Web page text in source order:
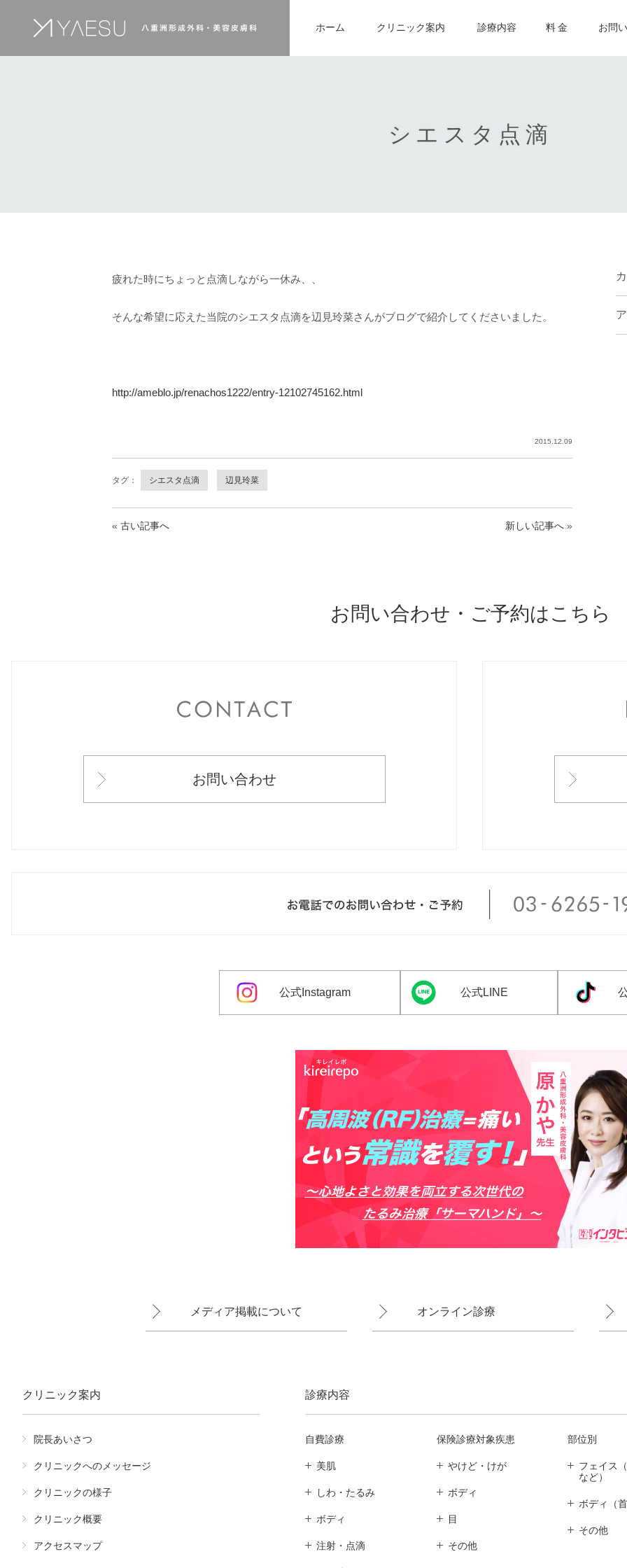
ホーム クリニック案内 診療内容 料 金 お問
シエスタ点滴
疲れた時にちょっと点滴しながら一休み、、
そんな希望に応えた当院のシエスタ点滴を辺見玲菜さんがブログで紹介してくださいました。
http://ameblo.jp/renachos1222/entry-12102745162.html
2015.12.09
タグ： シエスタ点滴 辺見玲菜
« 古い記事へ 新しい記事へ »
お問い合わせ・ご予約はこちら
お問い合わせ
公式Instagram 公式LINE
メディア掲載について オンライン診療
クリニック案内
院長あいさつ
クリニックへのメッセージ
クリニックの様子
クリニック概要
アクセスマップ
診療内容
自費診療
美肌
しわ・たるみ
ボディ
注射・点滴
保険診療対象疾患
やけど・けが
ボディ
目
その他
部位別
フェイス
など）
ボディ（
その他